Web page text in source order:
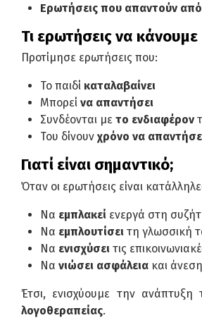
Ερωτήσεις που απαντούν
Τι ερωτήσεις να κάνουμε
Προτίμησε ερωτήσεις που:
Το παιδίκαταλαβαίνει
Μπορείνα απαντήσει
Συνδέονται μετο ενδιαφέρον
Του δίνουνχρόνο να
Γιατί είναι σημαντικό;
Όταν οι ερωτήσεις είναι
Να εμπλακεί ενεργά στη
Να εμπλουτίσει τη γλωσσική
Να ενισχύσει τις
Νανιώσει ασφάλεια και
Έτσι, ενισχύουμε την
λογοθεραπείας.